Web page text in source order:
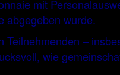
mit
abgegeben wurde.
–
wie